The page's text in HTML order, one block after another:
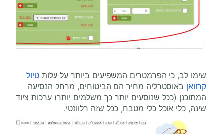
שימו לב, כי הפרמטרים המשפיעים ביותר על עלות טיול
קרוואן באוסטרליה מחיר הם הביטוחים, מרחק הנסיעה
המתוכנן (ככל שנוסעים יותר כך משלמים יותר) ערכות ציוד
שינה, כלי אוכל כלי מטבח, ככל שזה רלוונטי.